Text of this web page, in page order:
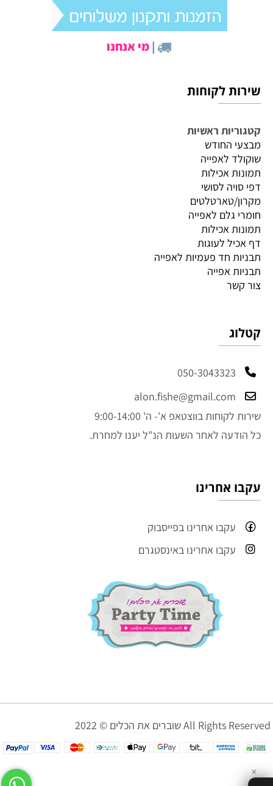
|מי אנחנו
שירות לקוחות
קטגוריות ראשיות
מבצעי החודש
שוקולד לאפייה
תמונות אכילות
דפי סויה לסושי
מקרון/טארטלטים
חומרי גלם לאפייה
תמונות אכילות
דף אכיל לעוגות
תבניות חד פעמיות לאפייה
תבניות אפייה
צור קשר
קטלוג
050-3043323
alon.fishe@gmail.com
שירות לקוחות בווצטאפ א'- ה' 9:00-14:00
כל הודעה לאחר השעות הנ"ל יענו למחרת.
עקבו אחרינו
עקבו אחרינו בפייסבוק
עקבו אחרינו באינסטגרם
שוברים את הכלים © 2022 All Rights Reserved
✕